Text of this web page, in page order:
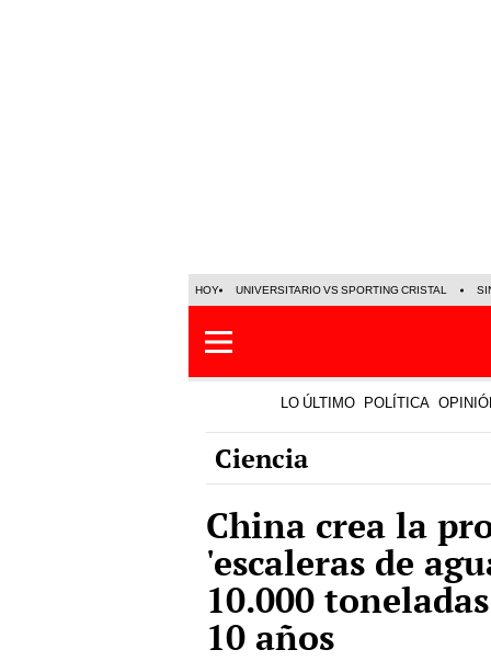
HOY UNIVERSITARIO VS SPORTING CRISTAL
LO ÚLTIMO POLÍTICA
Ciencia
China crea la
'escaleras de
10.000
10 años